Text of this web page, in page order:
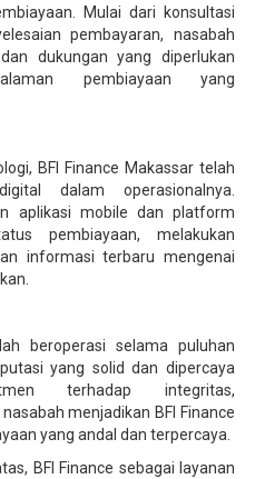
Mulai dari konsultasi
pembayaran, nasabah
dukungan yang diperlukan
pembiayaan yang
BFI Finance Makassar telah
dalam operasionalnya.
aplikasi mobile dan platform
pembiayaan, melakukan
informasi terbaru mengenai
beroperasi selama puluhan
yang solid dan dipercaya
terhadap integritas,
menjadikan BFI Finance
yang andal dan terpercaya.
BFI Finance sebagai layanan